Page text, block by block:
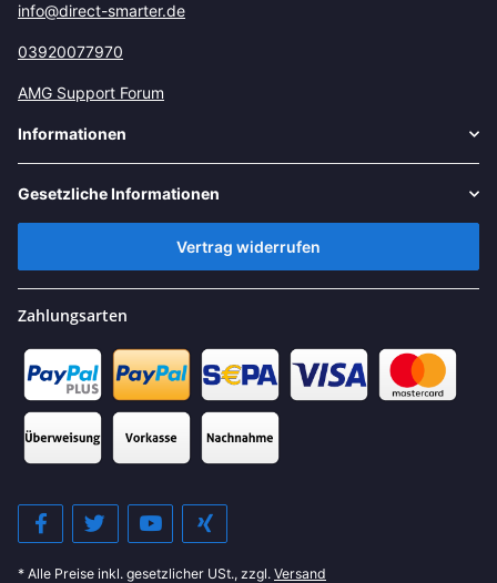
info@direct-smarter.de
03920077970
AMG Support Forum
Informationen
Gesetzliche Informationen
Vertrag widerrufen
Zahlungsarten
* Alle Preise inkl. gesetzlicher USt., zzgl. Versand